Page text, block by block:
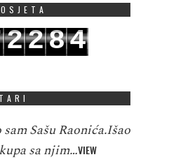
2284
Sašu Raonića.Išao
sa njim…VIEW